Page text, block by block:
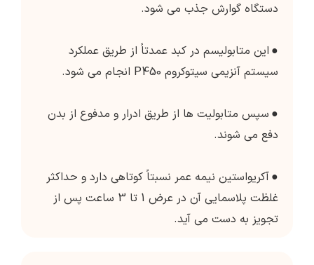
دستگاه گوارش جذب می شود.
● این متابولیسم در کبد عمدتاً از طریق عملکرد
سیستم آنزیمی سیتوکروم P450 انجام می شود.
● سپس متابولیت ها از طریق ادرار و مدفوع از بدن
دفع می شوند.
●آکریواستین نیمه عمر نسبتاً کوتاهی دارد و حداکثر
غلظت پلاسمایی آن در عرض 1 تا 3 ساعت پس از
تجویز به دست می آید.